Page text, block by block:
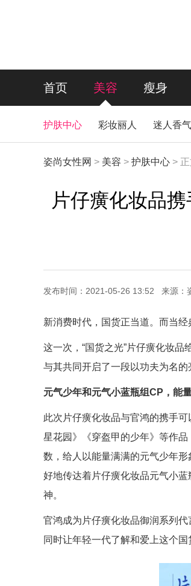
首页 美容 瘦身
护肤中心 彩妆丽人 迷人香气
姿尚女性网 > 美容 > 护肤中心 >
片仔癀化妆品
发布时间：2021-05-26 13:52 来源：
新消费时代，国货正当道。而当
这一次，“国货之光”片仔癀化妆
与其共同开启了一段以功夫为名的
元气少年和元气小蓝瓶组CP，能
此次片仔癀化妆品与官鸿的携手
星花园》《穿盔甲的少年》等作
数，给人以能量满满的元气少年
好地传达着片仔癀化妆品元气小
神。
官鸿成为片仔癀化妆品御润系列
同时让年轻一代了解和爱上这个国